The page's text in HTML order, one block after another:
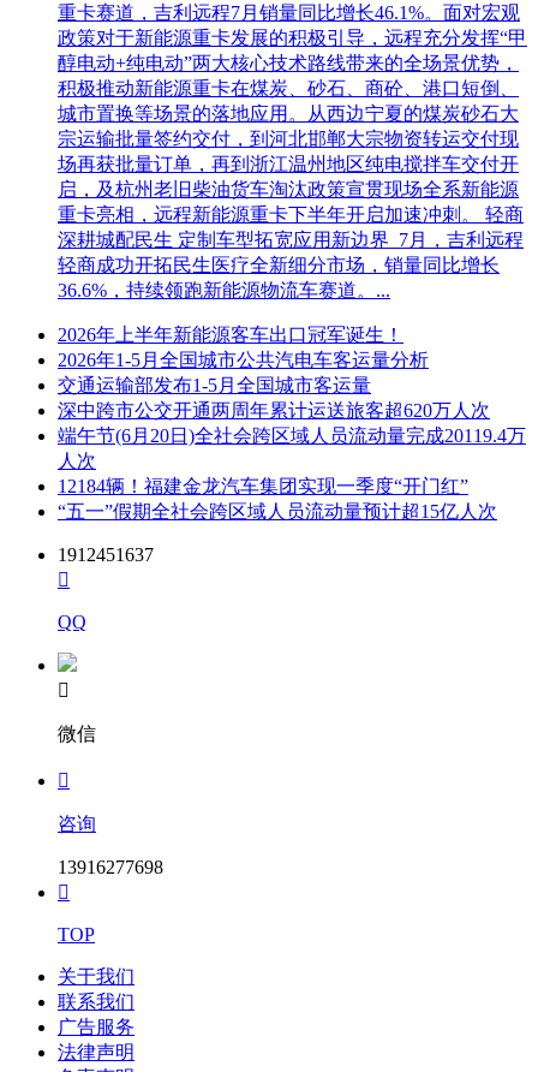
2.2.4（2）
项目管
理及系
统方案
1
(0~4.00)
执行计划安排合理、详细、项目
全面，可操作性、实施性强、投
标人能提交完整的测试计划、详
细的现场测试项目大纲、对配备
的测试技术力量、所需时间、现
场条件的要求等内容描述清晰完
整，调试方案完善，测试项目、
调试时间合理，试运营期间能够
预见各种潜在的运营故障和风
险。系统功能、系统主要技术指
标、系统采用连续速度曲线控制
要求，系统具有较完善的自检和
自诊断功能，并能将全部维修信
息上传至维护监测子系统，系统
须具有降级和后备运行模式，
RAMS 指标满足要求。酌情打
4.00
项目管
理及系
统方案
系统能力设计、牵引计算及参
数、指标，满足安全指标及安全
设备技
术要求
(0~6.00)
重卡赛道，吉利远程7月销量同比增长46.1%。面对宏观
政策对于新能源重卡发展的积极引导，远程充分发挥“甲
醇电动+纯电动”两大核心技术路线带来的全场景优势，
积极推动新能源重卡在煤炭、砂石、商砼、港口短倒、
城市置换等场景的落地应用。从西边宁夏的煤炭砂石大
宗运输批量签约交付，到河北邯郸大宗物资转运交付现
场再获批量订单，再到浙江温州地区纯电搅拌车交付开
启，及杭州老旧柴油货车淘汰政策宣贯现场全系新能源
重卡亮相，远程新能源重卡下半年开启加速冲刺。 轻商
深耕城配民生 定制车型拓宽应用新边界 7月，吉利远程
轻商成功开拓民生医疗全新细分市场，销量同比增长
36.6%，持续领跑新能源物流车赛道。...
2026年上半年新能源客车出口冠军诞生！
2026年1-5月全国城市公共汽电车客运量分析
交通运输部发布1-5月全国城市客运量
深中跨市公交开通两周年累计运送旅客超620万人次
端午节(6月20日)全社会跨区域人员流动量完成20119.4万
人次
12184辆！福建金龙汽车集团实现一季度“开门红”
“五一”假期全社会跨区域人员流动量预计超15亿人次
1912451637

QQ

微信

咨询
13916277698

TOP
关于我们
联系我们
广告服务
法律声明